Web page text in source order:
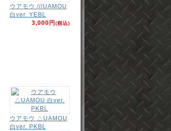
ウアモウ ///UAMOU
白ver. YEBL
3,000円(税込)
ウアモウ △UAMOU
白ver. PKBL